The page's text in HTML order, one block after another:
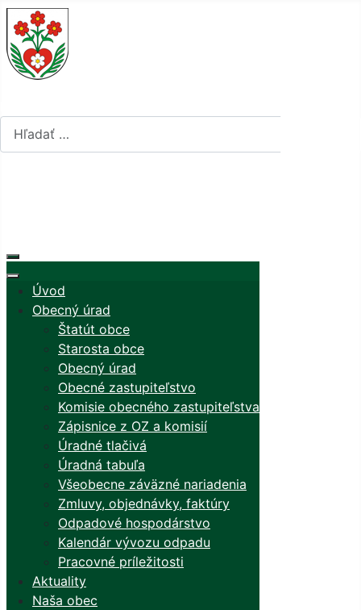
Úvod
Obecný úrad
Štatút obce
Starosta obce
Obecný úrad
Obecné zastupiteľstvo
Komisie obecného zastupiteľstva
Zápisnice z OZ a komisií
Úradné tlačivá
Úradná tabuľa
Všeobecne záväzné nariadenia
Zmluvy, objednávky, faktúry
Odpadové hospodárstvo
Kalendár vývozu odpadu
Pracovné príležitosti
Aktuality
Naša obec